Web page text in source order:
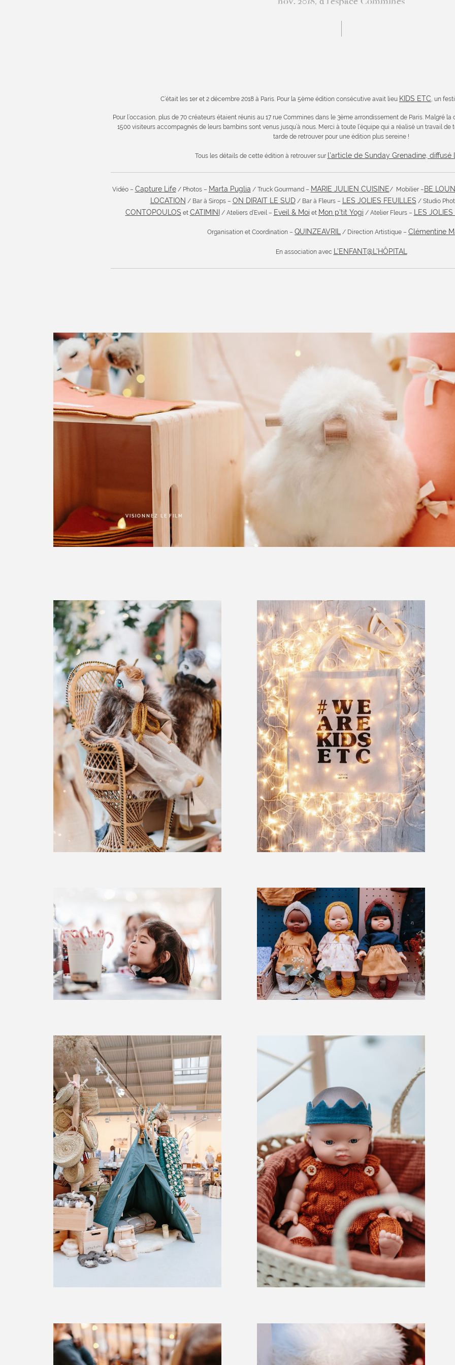
C’était les 1er et 2 décembre 2018 à Paris. Pour la 5ème édition consécutive avait lieu KIDS ETC, un
Pour l’occasion, plus de 70 créateurs étaient réunis au 17 rue Commines dans le 3ème arrondissement de Paris. Malgré
1500 visiteurs accompagnés de leurs bambins sont venus jusqu’à nous. Merci à toute l’équipe qui a réalisé un travail de
tarde de retrouver pour une édition plus sereine !
Tous les détails de cette édition à retrouver sur l’article de Sunday Grenadine, diffusé
Vidéo – Capture Life/ Photos – Marta Puglia / Truck Gourmand – MARIE JULIEN CUISINE/ Mobilier –BE
LOCATION / Bar à Sirops – ON DIRAIT LE SUD/ Bar à Fleurs – LES JOLIES FEUILLES / Studio
CONTOPOULOS et CATIMINI / Ateliers d’Eveil – Eveil & Moi et Mon p’tit Yogi / Atelier Fleurs – LES
Organisation et Coordination – QUINZEAVRIL / Direction Artistique – Clémentine
En association avec L’ENFANT@L’HÔPITAL
VISIONNEZ LE FILM